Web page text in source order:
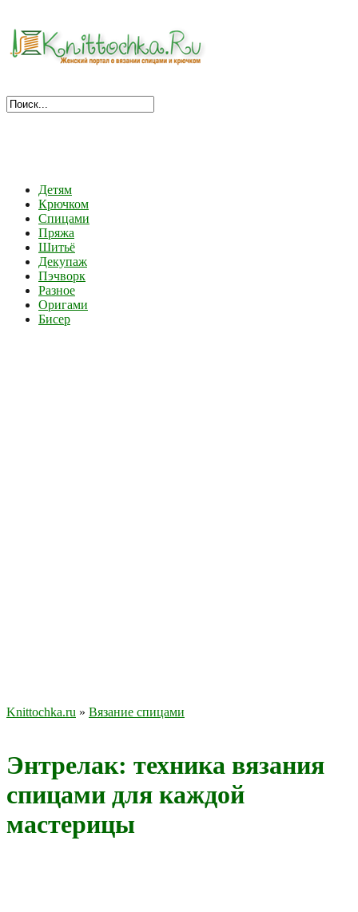
Детям
Крючком
Спицами
Пряжа
Шитьё
Декупаж
Пэчворк
Разное
Оригами
Бисер
Knittochka.ru » Вязание спицами
Энтрелак: техника вязания
спицами для каждой
мастерицы